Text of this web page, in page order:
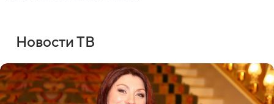
Новости ТВ